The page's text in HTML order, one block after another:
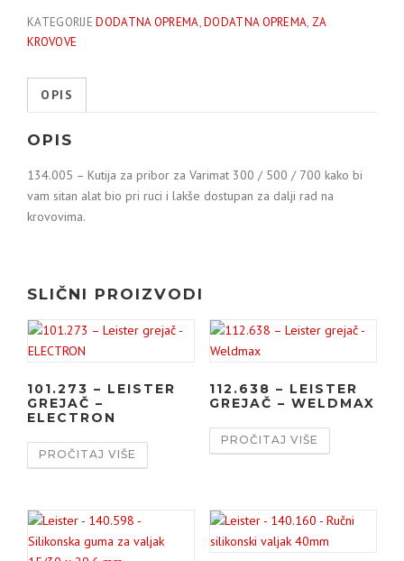
KATEGORIJEDODATNA OPREMA,DODATNA OPREMA, ZA
KROVOVE
OPIS
OPIS
134.005 – Kutija za pribor za Varimat 300 / 500 / 700 kako bi
vam sitan alat bio pri ruci i lakše dostupan za dalji rad na
krovovima.
SLIČNI PROIZVODI
101.273 – LEISTER
GREJAČ –
ELECTRON
PROČITAJ VIŠE
112.638 – LEISTER
GREJAČ – WELDMAX
PROČITAJ VIŠE